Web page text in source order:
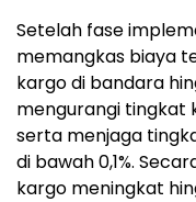
Setelah fase
memangkas biaya
kargo di bandara
mengurangi tingkat
serta menjaga
di bawah 0,1%.
kargo meningkat